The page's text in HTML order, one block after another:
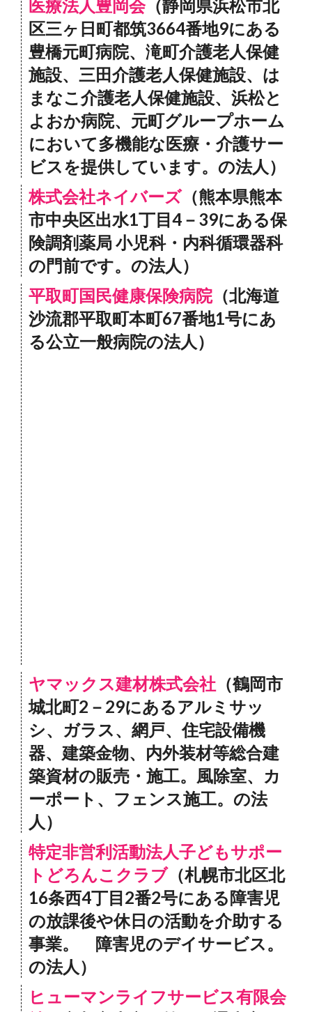
医療法人豊岡会（静岡県浜松市北
区三ヶ日町都筑3664番地9にある
豊橋元町病院、滝町介護老人保健
施設、三田介護老人保健施設、は
まなこ介護老人保健施設、浜松と
よおか病院、元町グループホーム
において多機能な医療・介護サー
ビスを提供しています。の法人）
株式会社ネイバーズ（熊本県熊本
市中央区出水1丁目4－39にある保
険調剤薬局 小児科・内科循環器科
の門前です。の法人）
平取町国民健康保険病院（北海道
沙流郡平取町本町67番地1号にあ
る公立一般病院の法人）
ヤマックス建材株式会社 （鶴岡市
城北町2－29にあるアルミサッ
シ、ガラス、網戸、住宅設備機
器、建築金物、内外装材等総合建
築資材の販売・施工。風除室、カ
ーポート、フェンス施工。の法
人）
特定非営利活動法人子どもサポー
トどろんこクラブ（札幌市北区北
16条西4丁目2番2号にある障害児
の放課後や休日の活動を介助する
事業。 障害児のデイサービス。
の法人）
ヒューマンライフサービス有限会